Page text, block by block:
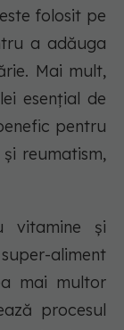
folosit pe
a adăuga
Mai mult,
esențial de
pentru
reumatism,
vitamine și
aliment
mai multor
procesul